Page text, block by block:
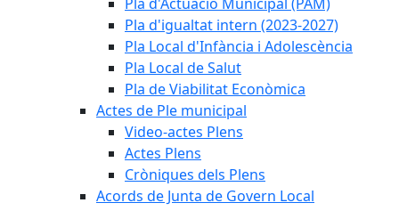
Pla d'igualtat intern (2023-2027)
Pla Local d'Infància i Adolescència
Pla Local de Salut
Pla de Viabilitat Econòmica
Actes de Ple municipal
Video-actes Plens
Actes Plens
Cròniques dels Plens
Acords de Junta de Govern Local